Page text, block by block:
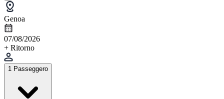
Genoa
07/08/2026
+ Ritorno
1 Passeggero